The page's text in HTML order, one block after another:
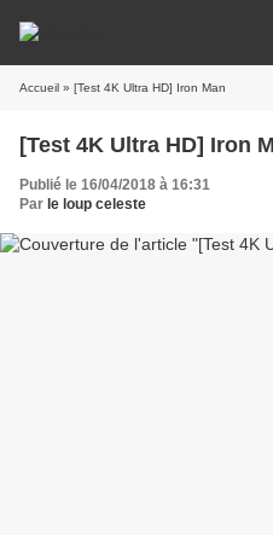
Accueil » [Test 4K Ultra HD] Iron Man
[Test 4K Ultra HD] Iron
Publié le 16/04/2018 à 16:31
Par le loup celeste